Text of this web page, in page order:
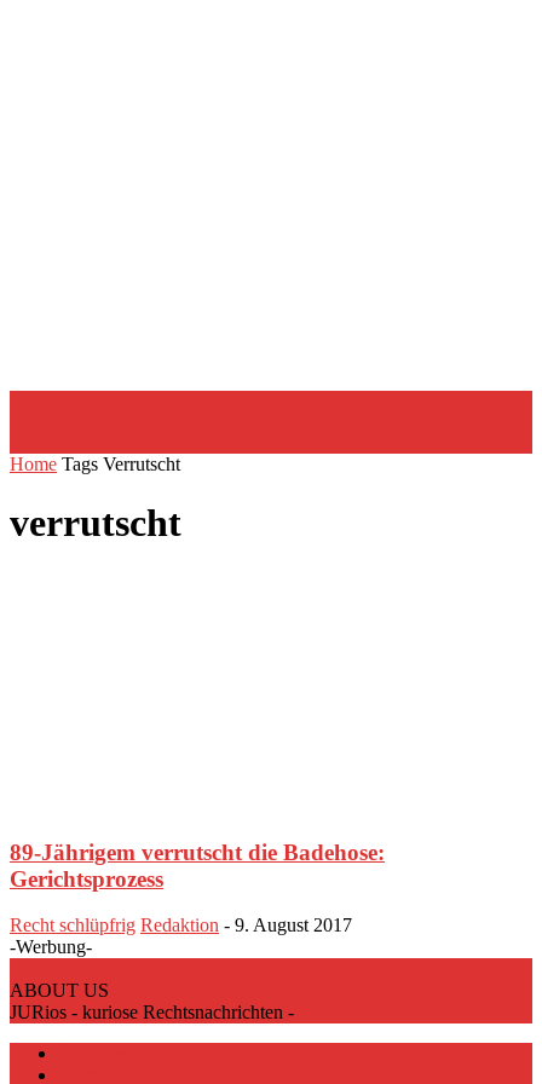
Home Tags Verrutscht
verrutscht
89-Jährigem verrutscht die Badehose:
Gerichtsprozess
Recht schlüpfrig Redaktion - 9. August 2017
-Werbung-
ABOUT US
JURios - kuriose Rechtsnachrichten -